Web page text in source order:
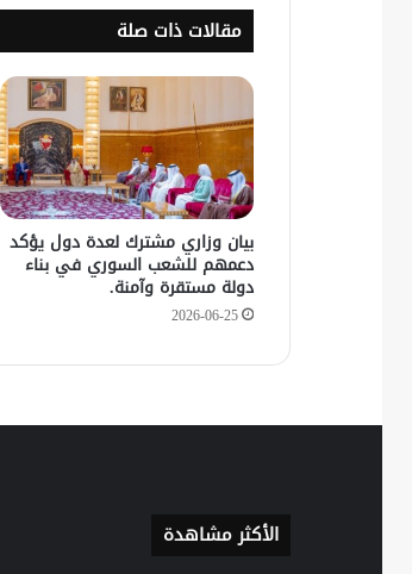
مقالات ذات صلة
بيان وزاري مشترك لعدة دول يؤكد
دعمهم للشعب السوري في بناء
دولة مستقرة وآمنة.
2026-06-25
الأكثر مشاهدة